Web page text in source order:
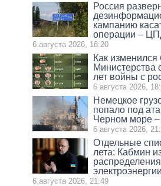
Россия
кампанию
операции –
6 августа 2026, 18:20
Как
Министерства
лет войны с
6 августа 2026,
Немецкое
попало под
Черном море –
6 августа 2026,
Отдельные
лета: Кабмин
распределения
электроэнергии
6 августа 2026, 21:49